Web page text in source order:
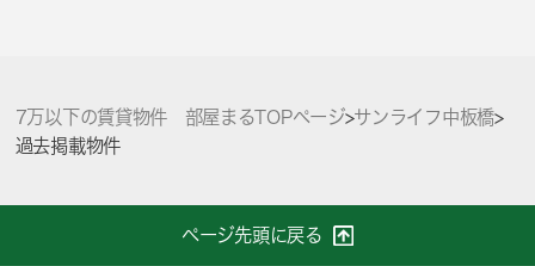
7万以下の賃貸物件 部屋まるTOPページ>サンライフ中板橋>
過去掲載物件
ページ先頭に戻る